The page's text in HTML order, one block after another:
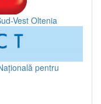
Vest Oltenia
pentru